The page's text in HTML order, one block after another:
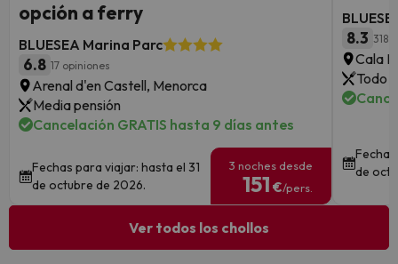
opción a ferry
BLUESEA Marina Parc
6.8 17 opiniones
Arenal d'en Castell, Menorca
Media pensión
Cancelación GRATIS hasta 9 días antes
Fechas para viajar: hasta el 31
de octubre de 2026.
3 noches desde
151 €/pers.
8.3 318
Cala
Todo
de
Ver todos los chollos